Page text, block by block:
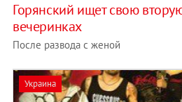
Горянский ищет свою
вечеринках
После развода с женой
Украина